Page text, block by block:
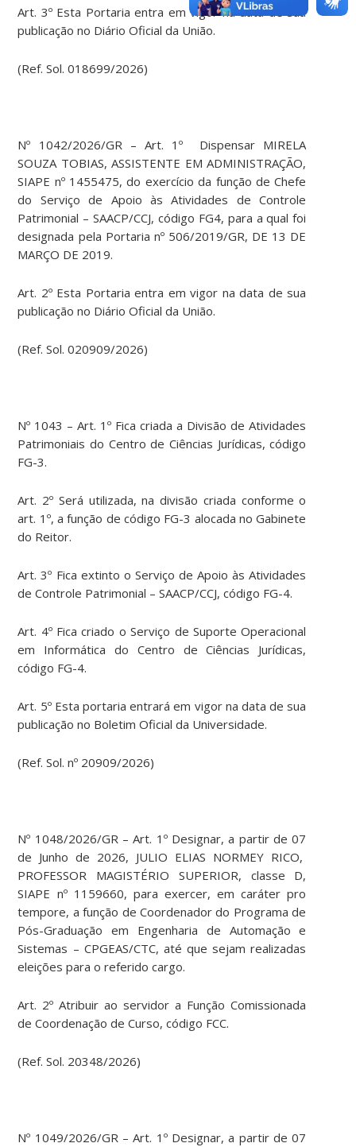
Art. 3º Esta Portaria entra em vigor na data de sua
publicação no Diário Oficial da União.
(Ref. Sol. 018699/2026)
Nº 1042/2026/GR – Art. 1º Dispensar MIRELA
SOUZA TOBIAS, ASSISTENTE EM ADMINISTRAÇÃO,
SIAPE nº 1455475, do exercício da função de Chefe
do Serviço de Apoio às Atividades de Controle
Patrimonial – SAACP/CCJ, código FG4, para a qual foi
designada pela Portaria nº 506/2019/GR, DE 13 DE
MARÇO DE 2019.
Art. 2º Esta Portaria entra em vigor na data de sua
publicação no Diário Oficial da União.
(Ref. Sol. 020909/2026)
Nº 1043 – Art. 1º Fica criada a Divisão de Atividades
Patrimoniais do Centro de Ciências Jurídicas, código
FG-3.
Art. 2º Será utilizada, na divisão criada conforme o
art. 1º, a função de código FG-3 alocada no Gabinete
do Reitor.
Art. 3º Fica extinto o Serviço de Apoio às Atividades
de Controle Patrimonial – SAACP/CCJ, código FG-4.
Art. 4º Fica criado o Serviço de Suporte Operacional
em Informática do Centro de Ciências Jurídicas,
código FG-4.
Art. 5º Esta portaria entrará em vigor na data de sua
publicação no Boletim Oficial da Universidade.
(Ref. Sol. nº 20909/2026)
Nº 1048/2026/GR – Art. 1º Designar, a partir de 07
de Junho de 2026, JULIO ELIAS NORMEY RICO,
PROFESSOR MAGISTÉRIO SUPERIOR, classe D,
SIAPE nº 1159660, para exercer, em caráter pro
tempore, a função de Coordenador do Programa de
Pós-Graduação em Engenharia de Automação e
Sistemas – CPGEAS/CTC, até que sejam realizadas
eleições para o referido cargo.
Art. 2º Atribuir ao servidor a Função Comissionada
de Coordenação de Curso, código FCC.
(Ref. Sol. 20348/2026)
Nº 1049/2026/GR – Art. 1º Designar, a partir de 07